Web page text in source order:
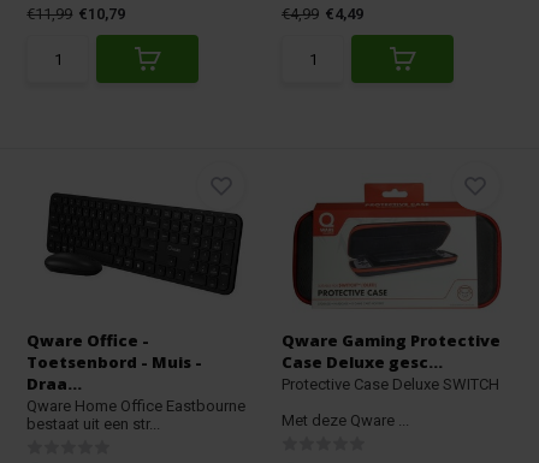
€11,99 €10,79
€4,99 €4,49
Qware Office -
Toetsenbord - Muis -
Draa...
Qware Home Office Eastbourne
bestaat uit een str...
Qware Gaming Protective
Case Deluxe gesc...
Protective Case Deluxe SWITCH
Met deze Qware ...